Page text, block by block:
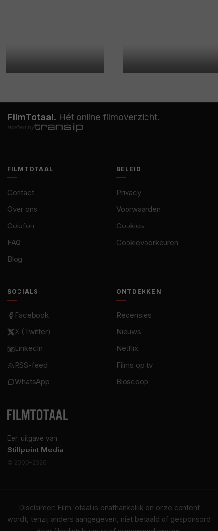
FilmTotaal. Hét online filmoverzicht.
hosted by
Een uitgave van
Stillpoint Media
© 2000–2026
FILMTOTAAL
Contact
Over ons
Colofon
FAQ
Blog
BELEID
Privacy
Voorwaarden
Cookies
Cookievoorkeuren
SOCIALS
Facebook
X (Twitter)
LinkedIn
RSS-feed
WhatsApp
ONTDEKKEN
Recensies
Nieuws
Netflix
Films op tv
Bioscoop
Disclaimer: FilmTotaal is onafhankelijk en onze content
wordt, tenzij anders aangegeven, niet betaald of gesponsord